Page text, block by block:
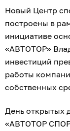
Новый Центр
построены в
инициативе
«АВТОТОР»
инвестиций
работы
собственных
День открытых
«АВТОТОР